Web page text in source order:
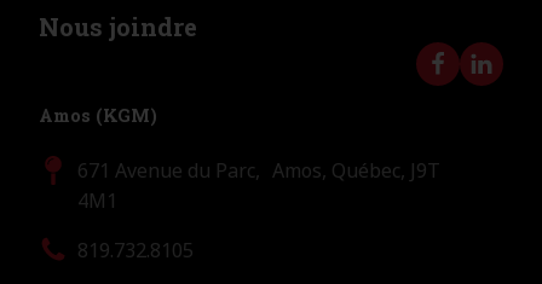
Nous joindre
Amos (KGM)
671 Avenue du Parc, Amos, Québec, J9T
4M1
819.732.8105